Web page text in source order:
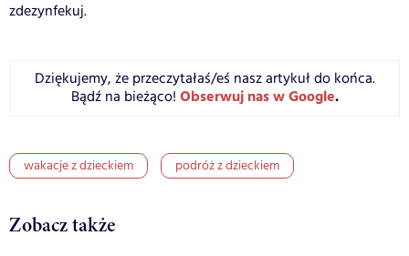
zdezynfekuj.
Dziękujemy, że przeczytałaś/eś nasz artykuł do końca.
Bądź na bieżąco! Obserwuj nas w Google.
wakacje z dzieckiem podróż z dzieckiem
Zobacz także